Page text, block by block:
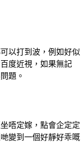
以打到波，例如好似
度近視，如果無記
題。
唔定嫁，點會企定定
變到一個好靜好乖嘅